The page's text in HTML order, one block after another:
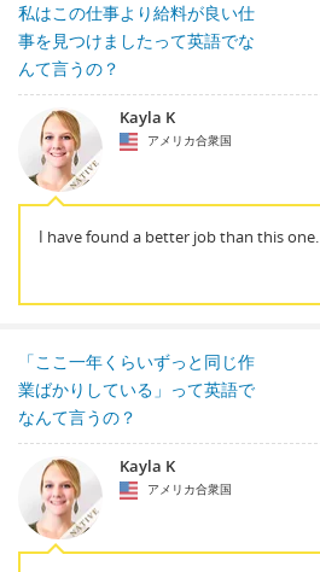
私はこの仕事より給料が良い仕
事を見つけましたって英語でな
んて言うの？
Kayla K
アメリカ合衆国
I have found a better job than this one.
「ここ一年くらいずっと同じ作
業ばかりしている」って英語で
なんて言うの？
Kayla K
アメリカ合衆国